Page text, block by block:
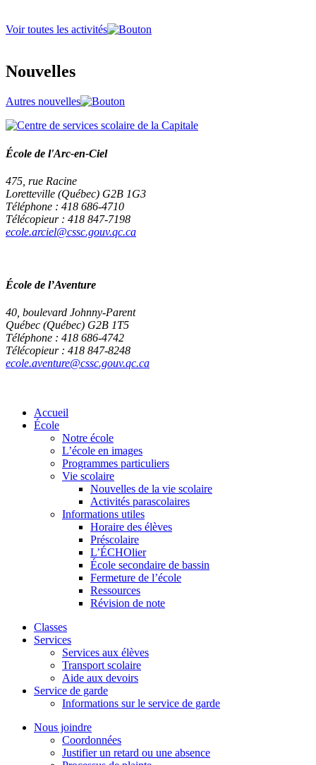
Voir toutes les activités
Nouvelles
Autres nouvelles
École de l'Arc-en-Ciel
475, rue Racine
Loretteville (Québec) G2B 1G3
Téléphone : 418 686-4710
Télécopieur : 418 847-7198
ecole.arciel@cssc.gouv.qc.ca
École de l’Aventure
40, boulevard Johnny-Parent
Québec (Québec) G2B 1T5
Téléphone : 418 686-4742
Télécopieur : 418 847-8248
ecole.aventure@cssc.gouv.qc.ca
Accueil
École
Notre école
L’école en images
Programmes particuliers
Vie scolaire
Nouvelles de la vie scolaire
Activités parascolaires
Informations utiles
Horaire des élèves
Préscolaire
L’ÉCHOlier
École secondaire de bassin
Fermeture de l’école
Ressources
Révision de note
Classes
Services
Services aux élèves
Transport scolaire
Aide aux devoirs
Service de garde
Informations sur le service de garde
Nous joindre
Coordonnées
Justifier un retard ou une absence